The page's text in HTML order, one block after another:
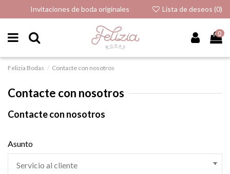
Invitaciones de boda originales Lista de deseos (0)
0
Felizia Bodas Contacte con nosotros
Contacte con nosotros
Contacte con nosotros
Asunto